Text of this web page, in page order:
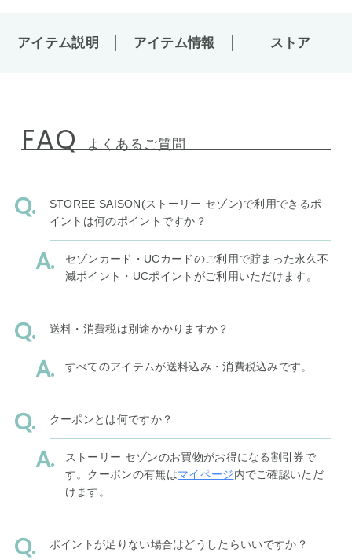
アイテム説明 アイテム情報 ストア
FAQ よくあるご質問
STOREE SAISON(ストーリー セゾン)で利用できるポ
イントは何のポイントですか？
セゾンカード・UCカードのご利用で貯まった永久不
滅ポイント・UCポイントがご利用いただけます。
送料・消費税は別途かかりますか？
すべてのアイテムが送料込み・消費税込みです。
クーポンとは何ですか？
ストーリー セゾンのお買物がお得になる割引券で
す。クーポンの有無はマイページ内でご確認いただ
けます。
ポイントが足りない場合はどうしたらいいですか？